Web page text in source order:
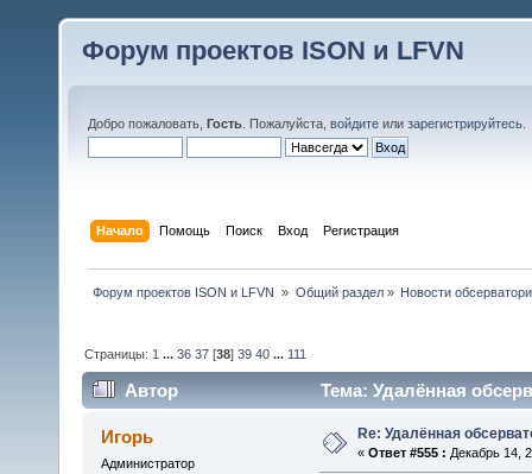
Форум проектов ISON и LFVN
Добро пожаловать, Гость . Пожалуйста, войдите или зарегистрируйтесь
Начало Помощь Поиск Вход Регистрация
Форум проектов ISON и LFVN » Общий раздел» Новости
Страницы: 1 ...36 37 [38]39 40 ... 111
Автор Тема: Удалённая
Игорь
Администратор
Re: Удалённая
« Ответ #555 : Декабрь 14,